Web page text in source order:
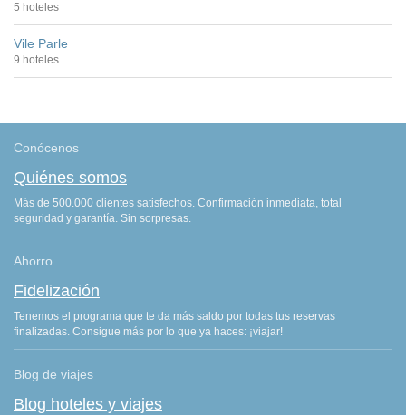
5 hoteles
Vile Parle
9 hoteles
Conócenos
Quiénes somos
Más de 500.000 clientes satisfechos. Confirmación inmediata, total
seguridad y garantía. Sin sorpresas.
Ahorro
Fidelización
Tenemos el programa que te da más saldo por todas tus reservas
finalizadas. Consigue más por lo que ya haces: ¡viajar!
Blog de viajes
Blog hoteles y viajes